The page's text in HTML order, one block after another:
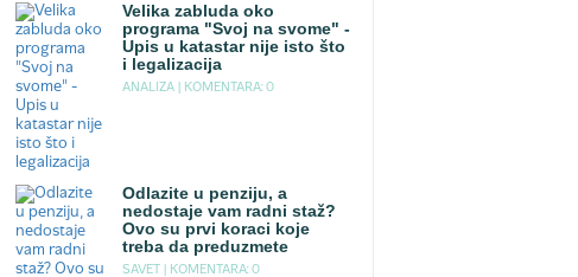
Velika zabluda oko
programa "Svoj na svome" -
Upis u katastar nije isto što
i legalizacija
ANALIZA | KOMENTARA: 0
Odlazite u penziju, a
nedostaje vam radni staž?
Ovo su prvi koraci koje
treba da preduzmete
SAVET | KOMENTARA: 0